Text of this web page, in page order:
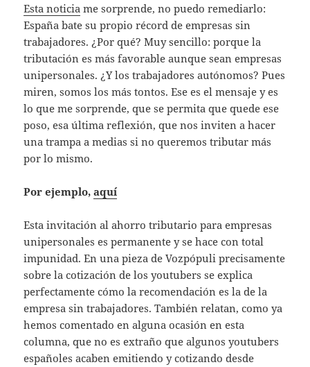
Esta noticia me sorprende, no puedo remediarlo:
España bate su propio récord de empresas sin
trabajadores. ¿Por qué? Muy sencillo: porque la
tributación es más favorable aunque sean empresas
unipersonales. ¿Y los trabajadores autónomos? Pues
miren, somos los más tontos. Ese es el mensaje y es
lo que me sorprende, que se permita que quede ese
poso, esa última reflexión, que nos inviten a hacer
una trampa a medias si no queremos tributar más
por lo mismo.
Por ejemplo,aquí
Esta invitación al ahorro tributario para empresas
unipersonales es permanente y se hace con total
impunidad. En una pieza de Vozpópuli precisamente
sobre la cotización de los youtubers se explica
perfectamente cómo la recomendación es la de la
empresa sin trabajadores. También relatan, como ya
hemos comentado en alguna ocasión en esta
columna, que no es extraño que algunos youtubers
españoles acaben emitiendo y cotizando desde